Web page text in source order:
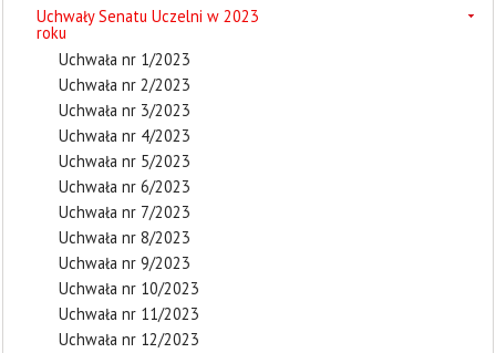
Uchwały Senatu Uczelni w 2023
roku
Uchwała nr 1/2023
Uchwała nr 2/2023
Uchwała nr 3/2023
Uchwała nr 4/2023
Uchwała nr 5/2023
Uchwała nr 6/2023
Uchwała nr 7/2023
Uchwała nr 8/2023
Uchwała nr 9/2023
Uchwała nr 10/2023
Uchwała nr 11/2023
Uchwała nr 12/2023